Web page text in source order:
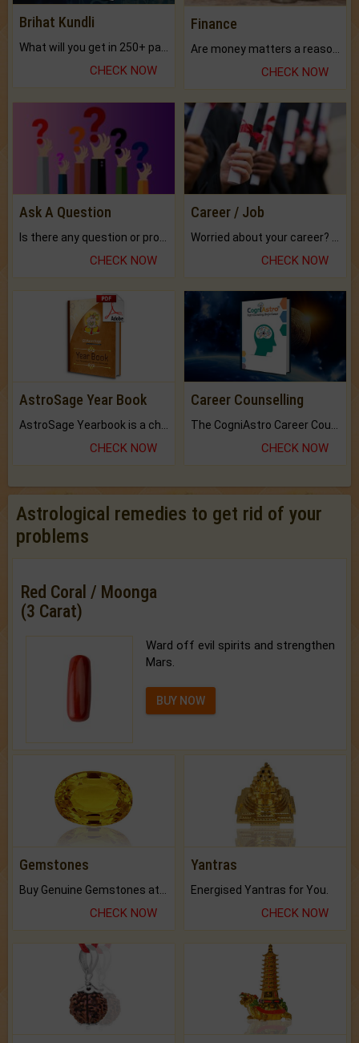
Brihat Kundli
CHECK NOW
Finance
CHECK NOW
Ask A Question
CHECK NOW
Career / Job
CHECK NOW
AstroSage Year Book
AstroSage Yearbook is a channel to fulfill your dreams and destiny.
CHECK NOW
Career Counselling
The CogniAstro Career Counselling Report is the most comprehensive report available on this topic.
CHECK NOW
Astrological remedies to get rid of your
problems
Red Coral / Moonga
(3 Carat)
Ward off evil spirits and strengthen
Mars.
BUY NOW
Gemstones
CHECK NOW
Yantras
Energised Yantras for You.
CHECK NOW